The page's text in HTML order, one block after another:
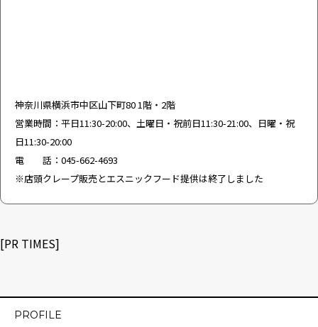
神奈川県横浜市中区山下町80 1階・2階
営業時間：平日11:30-20:00、土曜日・祝前日11:30-21:00、日曜・祝
日11:30-20:00
電 話：045-662-4693
※店頭クレープ販売とエスニックフード提供は終了しました
[PR TIMES]
PROFILE